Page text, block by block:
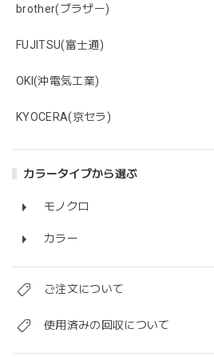
brother(ブラザー)
FUJITSU(富士通)
OKI(沖電気工業)
KYOCERA(京セラ)
カラータイプから選ぶ
モノクロ
カラー
ご注文について
使用済みの回収について